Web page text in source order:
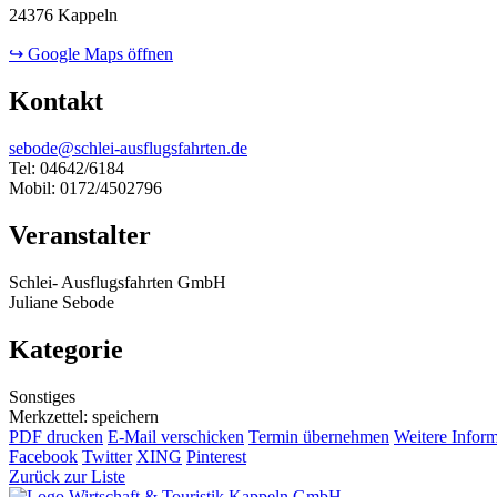
24376 Kappeln
↪ Google Maps öffnen
Kontakt
sebode@schlei-ausflugsfahrten.de
Tel: 04642/6184
Mobil: 0172/4502796
Veranstalter
Schlei- Ausflugsfahrten GmbH
Juliane Sebode
Kategorie
Sonstiges
Merkzettel: speichern
PDF drucken E-Mail verschicken Termin übernehmen Weitere
Facebook Twitter XING Pinterest
Zurück zur Liste